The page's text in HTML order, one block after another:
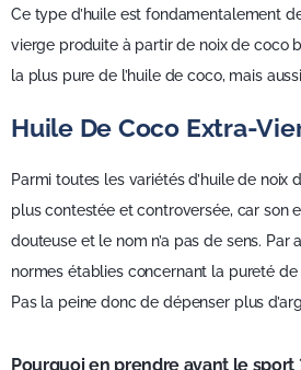
Ce type d’huile est fondamentalement
vierge produite à partir de noix de coco
la plus pure de l’huile de coco, mais
Huile De Coco Extra-
Parmi toutes les variétés d’huile de noix
plus contestée et controversée, car son
douteuse et le nom n’a pas de sens. Par
normes établies concernant la pureté de
Pas la peine donc de dépenser plus
Pourquoi en prendre avant le sport